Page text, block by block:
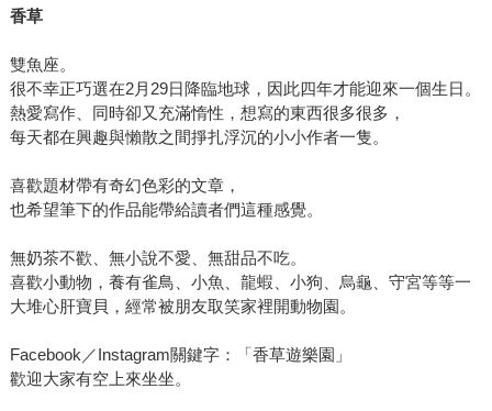
香草
雙魚座。
很不幸正巧選在2月29日降臨地球，因此四年才能迎來一個生日。
熱愛寫作、同時卻又充滿惰性，想寫的東西很多很多，
每天都在興趣與懶散之間掙扎浮沉的小小作者一隻。
喜歡題材帶有奇幻色彩的文章，
也希望筆下的作品能帶給讀者們這種感覺。
無奶茶不歡、無小說不愛、無甜品不吃。
喜歡小動物，養有雀鳥、小魚、龍蝦、小狗、烏龜、守宮等等一
大堆心肝寶貝，經常被朋友取笑家裡開動物園。
Facebook／Instagram關鍵字：「香草遊樂園」
歡迎大家有空上來坐坐。